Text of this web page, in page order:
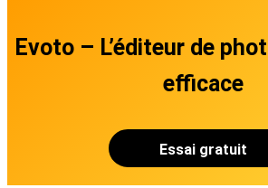
Evoto – L’éditeur de
efficace
Essai gratuit